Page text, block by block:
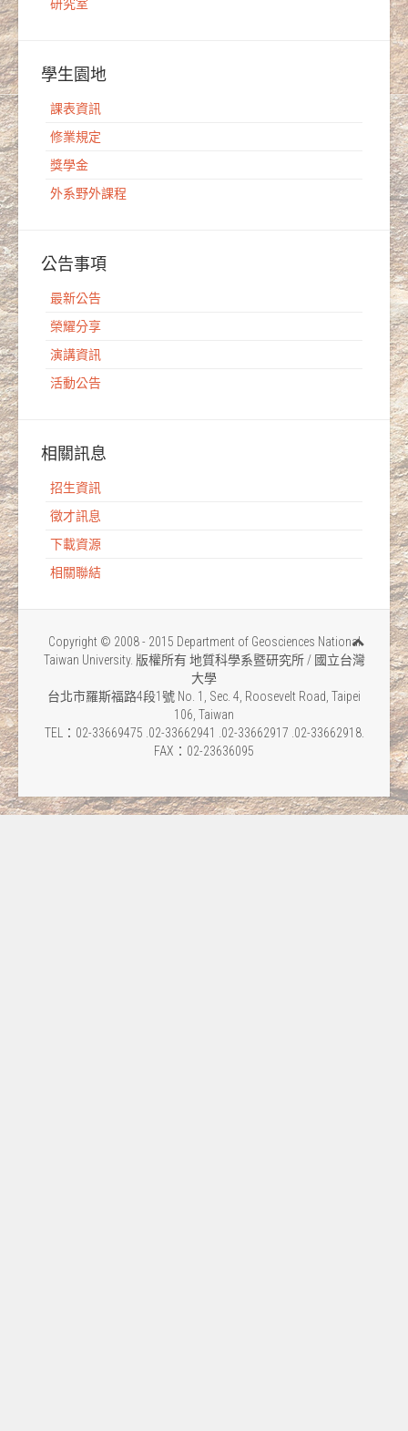
研究室
學生園地
課表資訊
修業規定
獎學金
外系野外課程
公告事項
最新公告
榮耀分享
演講資訊
活動公告
相關訊息
招生資訊
徵才訊息
下載資源
相關聯結
Copyright © 2008 - 2015 Department of Geosciences National
Taiwan University. 版權所有 地質科學系暨研究所 / 國立台灣
大學
台北市羅斯福路4段1號 No. 1, Sec. 4, Roosevelt Road, Taipei
106, Taiwan
TEL：02-33669475 .02-33662941 .02-33662917 .02-33662918.
FAX：02-23636095